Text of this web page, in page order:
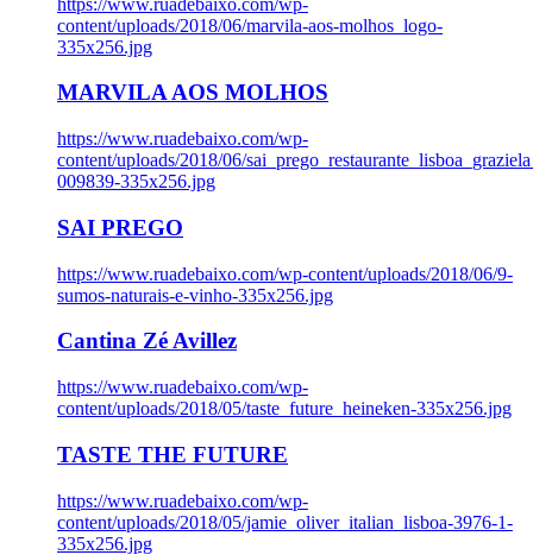
content/uploads/2018/06/marvila-aos-molhos_logo-
335x256.jpg
MARVILA AOS MOLHOS
https://www.ruadebaixo.com/wp-
content/uploads/2018/06/
009839-335x256.jpg
SAI PREGO
https://www.ruadebaixo.com/wp-content/uploads/2018/06/9-
sumos-naturais-e-vinho-335x256.jpg
Cantina Zé Avillez
https://www.ruadebaixo.com/wp-
content/uploads/2018/05/taste_future_heineken-335x256.jpg
TASTE THE FUTURE
https://www.ruadebaixo.com/wp-
content/uploads/2018/05/jamie_oliver_italian_lisboa-3976-1-
335x256.jpg